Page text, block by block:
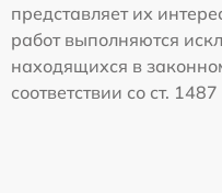
представляет их
работ выполняются
находящихся в
соответствии со ст.